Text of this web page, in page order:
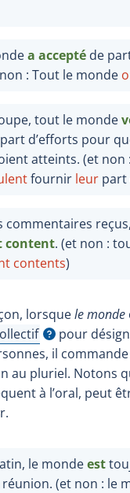
a accepté de
: Tout le monde
tout le monde
part d’efforts pour
atteints. (et non
fournir leur part
commentaires
content. (et non :
contents)
lorsquele monde
l'infobulle
pour
il commande
au pluriel. Notons
à l’oral, peut
le mondeest
(et non : le